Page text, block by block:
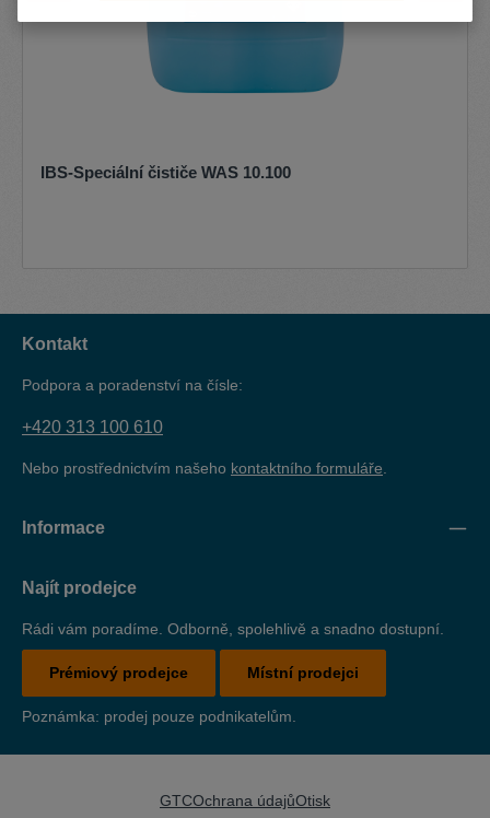
IBS-Speciální čističe WAS 10.100
Kontakt
Podpora a poradenství na čísle:
+420 313 100 610
Nebo prostřednictvím našeho kontaktního formuláře
Informace
Najít prodejce
Rádi vám poradíme. Odborně, spolehlivě a snadno dostupní.
Prémiový prodejce Místní prodejci
Poznámka: prodej pouze podnikatelům.
GTCOchrana údajůOtisk